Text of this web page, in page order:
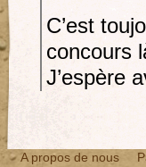
C’est
concours
J’espère
A propos de nous